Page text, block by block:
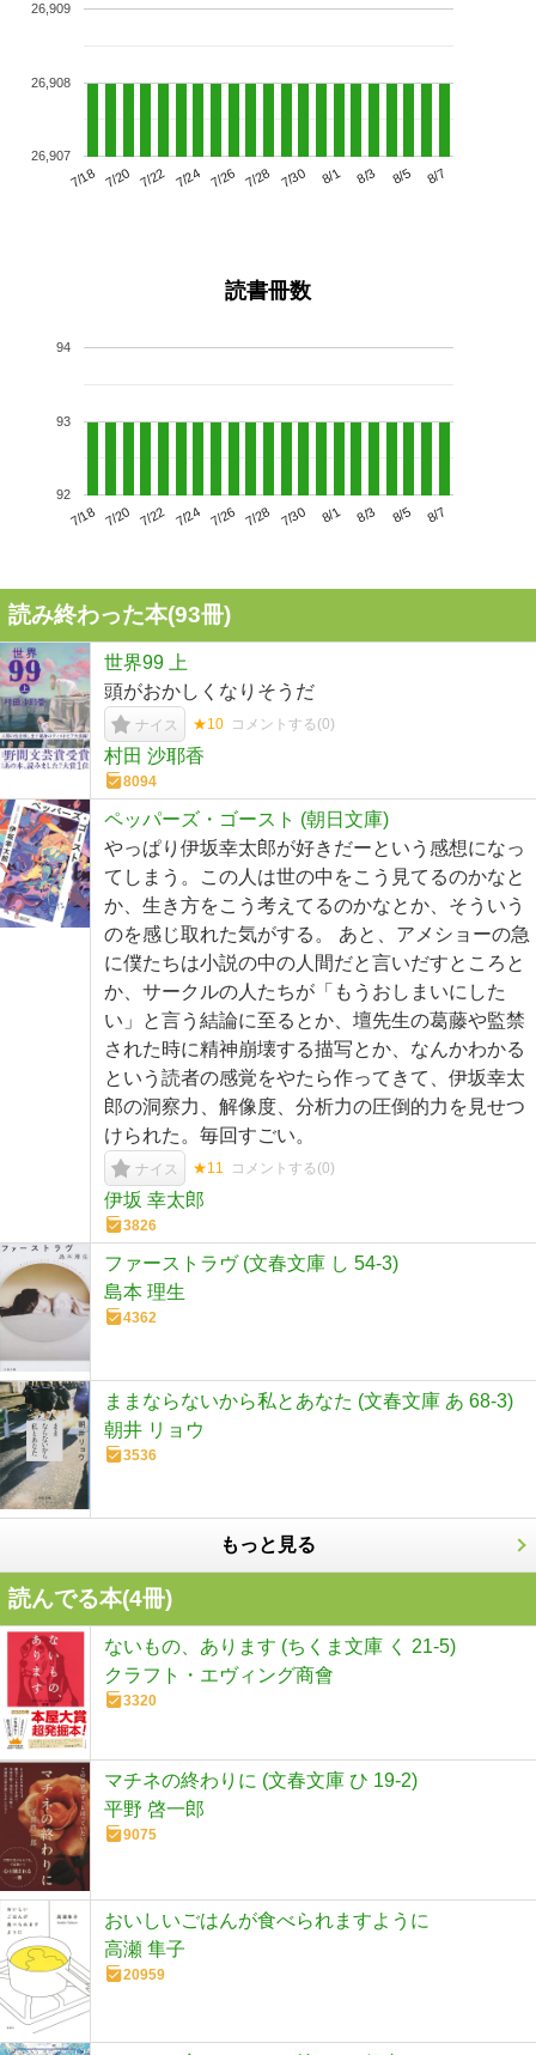
7/18 7/20 7/22 7/24 7/26 7/28 7/30 8/1 8/3 8/5 8/7
26,907
26,908
26,909
読書冊数
7/18 7/20 7/22 7/24 7/26 7/28 7/30 8/1 8/3 8/5 8/7
92
93
94
読み終わった本(93冊)
世界99 上
頭がおかしくなりそうだ
ナイス ★10 コメントする(0)
村田 沙耶香
8094
ペッパーズ・ゴースト (朝日文庫)
やっぱり伊坂幸太郎が好きだーという感想になっ
てしまう。この人は世の中をこう見てるのかなと
か、生き方をこう考えてるのかなとか、そういう
のを感じ取れた気がする。 あと、アメショーの急
に僕たちは小説の中の人間だと言いだすところと
か、サークルの人たちが「もうおしまいにした
い」と言う結論に至るとか、壇先生の葛藤や監禁
された時に精神崩壊する描写とか、なんかわかる
という読者の感覚をやたら作ってきて、伊坂幸太
郎の洞察力、解像度、分析力の圧倒的力を見せつ
けられた。毎回すごい。
ナイス ★11 コメントする(0)
伊坂 幸太郎
3826
ファーストラヴ (文春文庫 し 54-3)
島本 理生
4362
ままならないから私とあなた (文春文庫 あ 68-3)
朝井 リョウ
3536
もっと見る
読んでる本(4冊)
ないもの、あります (ちくま文庫 く 21-5)
クラフト・エヴィング商會
3320
マチネの終わりに (文春文庫 ひ 19-2)
平野 啓一郎
9075
おいしいごはんが食べられますように
高瀬 隼子
20959